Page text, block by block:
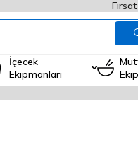
İçecek
Ekipmanları